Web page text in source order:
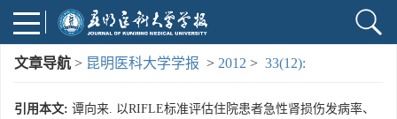
文章导航 > 昆明医科大学学报 > 2012 > 33(12):
引用本文: 谭向来. 以RIFLE标准评估住院患者急性肾损伤发病率、